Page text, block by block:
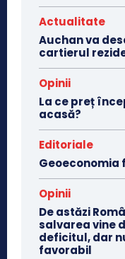
Actualitate
Auchan va
cartierul
Opinii
La ce preț
acasă?
Editoriale
Geoeconomia
Opinii
De astăzi
salvarea vine
deficitul, dar
favorabil